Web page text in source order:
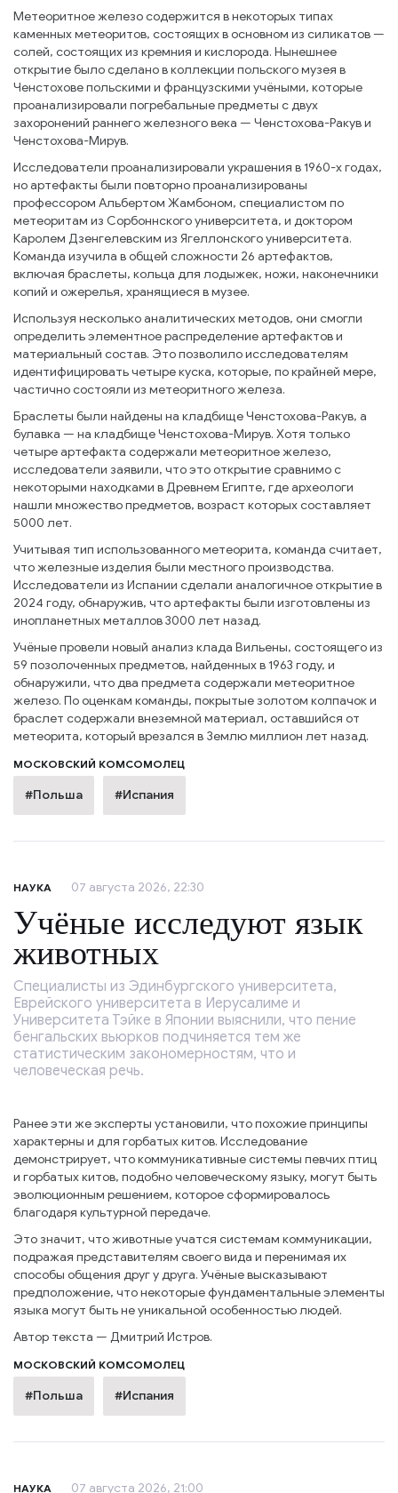
Метеоритное железо содержится в некоторых типах
каменных метеоритов, состоящих в основном из силикатов —
солей, состоящих из кремния и кислорода. Нынешнее
открытие было сделано в коллекции польского музея в
Ченстохове польскими и французскими учёными, которые
проанализировали погребальные предметы с двух
захоронений раннего железного века — Ченстохова-Ракув и
Ченстохова-Мирув.
Исследователи проанализировали украшения в 1960-х годах,
но артефакты были повторно проанализированы
профессором Альбертом Жамбоном, специалистом по
метеоритам из Сорбоннского университета, и доктором
Каролем Дзенгелевским из Ягеллонского университета.
Команда изучила в общей сложности 26 артефактов,
включая браслеты, кольца для лодыжек, ножи, наконечники
копий и ожерелья, хранящиеся в музее.
Используя несколько аналитических методов, они смогли
определить элементное распределение артефактов и
материальный состав. Это позволило исследователям
идентифицировать четыре куска, которые, по крайней мере,
частично состояли из метеоритного железа.
Браслеты были найдены на кладбище Ченстохова-Ракув, а
булавка — на кладбище Ченстохова-Мирув. Хотя только
четыре артефакта содержали метеоритное железо,
исследователи заявили, что это открытие сравнимо с
некоторыми находками в Древнем Египте, где археологи
нашли множество предметов, возраст которых составляет
5000 лет.
Учитывая тип использованного метеорита, команда считает,
что железные изделия были местного производства.
Исследователи из Испании сделали аналогичное открытие в
2024 году, обнаружив, что артефакты были изготовлены из
инопланетных металлов 3000 лет назад.
Учёные провели новый анализ клада Вильены, состоящего из
59 позолоченных предметов, найденных в 1963 году, и
обнаружили, что два предмета содержали метеоритное
железо. По оценкам команды, покрытые золотом колпачок и
браслет содержали внеземной материал, оставшийся от
метеорита, который врезался в Землю миллион лет назад.
МОСКОВСКИЙ КОМСОМОЛЕЦ
#Польша #Испания
НАУКА 07 августа 2026, 22:30
Учёные исследуют язык
животных
Специалисты из Эдинбургского университета,
Еврейского университета в Иерусалиме и
Университета Тэйке в Японии выяснили, что пение
бенгальских вьюрков подчиняется тем же
статистическим закономерностям, что и
человеческая речь.
Ранее эти же эксперты установили, что похожие принципы
характерны и для горбатых китов. Исследование
демонстрирует, что коммуникативные системы певчих птиц
и горбатых китов, подобно человеческому языку, могут быть
эволюционным решением, которое сформировалось
благодаря культурной передаче.
Это значит, что животные учатся системам коммуникации,
подражая представителям своего вида и перенимая их
способы общения друг у друга. Учёные высказывают
предположение, что некоторые фундаментальные элементы
языка могут быть не уникальной особенностью людей.
Автор текста — Дмитрий Истров.
МОСКОВСКИЙ КОМСОМОЛЕЦ
#Польша #Испания
НАУКА 07 августа 2026, 21:00